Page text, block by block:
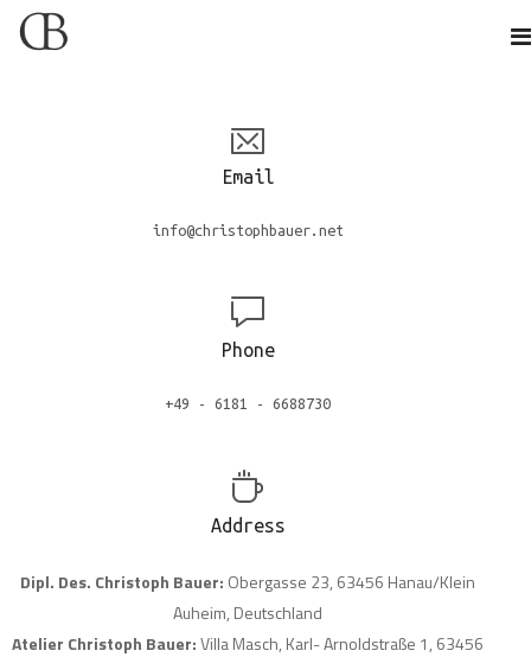
Email
info@christophbauer.net
Phone
+49 - 6181 - 6688730
Address
Dipl. Des. Christoph Bauer: Obergasse 23, 63456 Hanau/Klein
Auheim, Deutschland
Atelier Christoph Bauer:Villa Masch, Karl- Arnoldstraße 1, 63456